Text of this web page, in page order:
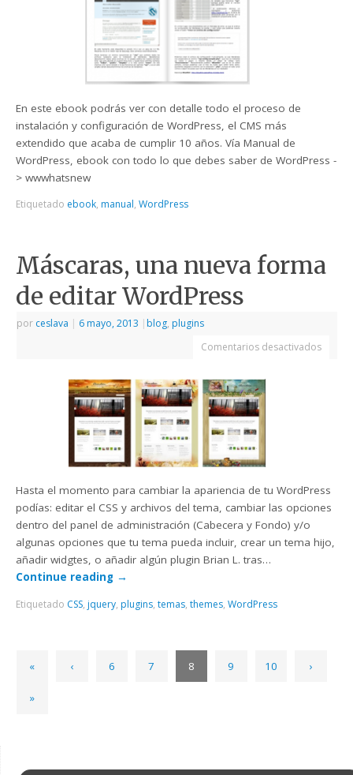
En este ebook podrás ver con detalle todo el proceso de
instalación y configuración de WordPress, el CMS más
extendido que acaba de cumplir 10 años. Vía Manual de
WordPress, ebook con todo lo que debes saber de WordPress -
> wwwhatsnew
Etiquetado ebook, manual,WordPress
Máscaras, una nueva forma
de editar WordPress
por ceslava | 6 mayo, 2013 | blog, plugins
Comentarios desactivados
Hasta el momento para cambiar la apariencia de tu WordPress
podías: editar el CSS y archivos del tema, cambiar las opciones
dentro del panel de administración (Cabecera y Fondo) y/o
algunas opciones que tu tema pueda incluir, crear un tema hijo,
añadir widgtes, o añadir algún plugin Brian L. tras…
Continue reading →
Etiquetado CSS, jquery, plugins,temas,themes,WordPress
« ‹ 6 7 8 9 10 ›
»